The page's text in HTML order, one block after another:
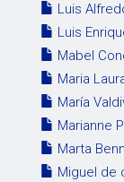
Luis
Luis
Mabel
Maria
María
Marianne
Marta
Miguel de